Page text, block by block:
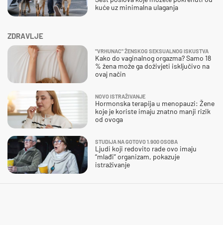
ZDRAVLJE
"VRHUNAC" ŽENSKOG SEKSUALNOG ISKUSTVA
Kako do vaginalnog orgazma? Samo 18
% žena može ga doživjeti isključivo na
ovaj način
NOVO ISTRAŽIVANJE
Hormonska terapija u menopauzi: Žene
koje je koriste imaju znatno manji rizik
od ovoga
STUDIJA NA GOTOVO 1.900 OSOBA
Ljudi koji redovito rade ovo imaju
“mlađi” organizam, pokazuje
istraživanje
kuće uz minimalna ulaganja